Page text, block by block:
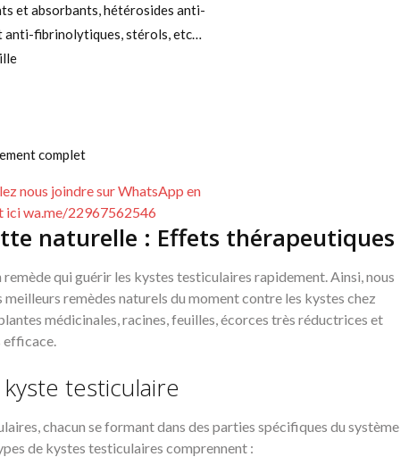
et absorbants, hétérosides anti-
anti-fibrinolytiques, stérols, etc…
complet
naturelle : Effets thérapeutiques
qui guérir les kystes testiculaires rapidement. Ainsi, nous
remèdes naturels du moment contre les kystes chez
médicinales, racines, feuilles, écorces très réductrices et
efficace.
testiculaire
chacun se formant dans des parties spécifiques du système
de kystes testiculaires comprennent :